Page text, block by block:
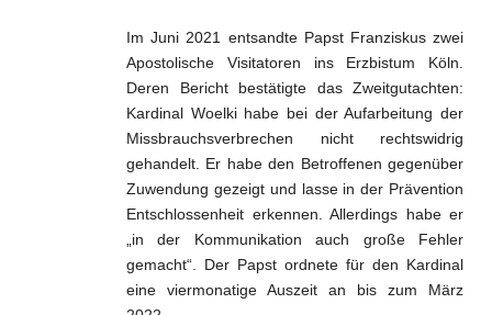
Im Juni 2021 entsandte Papst Franziskus zwei
Apostolische Visitatoren ins Erzbistum Köln.
Deren Bericht bestätigte das Zweitgutachten:
Kardinal Woelki habe bei der Aufarbeitung der
Missbrauchsverbrechen nicht rechtswidrig
gehandelt. Er habe den Betroffenen gegenüber
Zuwendung gezeigt und lasse in der Prävention
Entschlossenheit erkennen. Allerdings habe er
„in der Kommunikation auch große Fehler
gemacht“. Der Papst ordnete für den Kardinal
eine viermonatige Auszeit an bis zum März